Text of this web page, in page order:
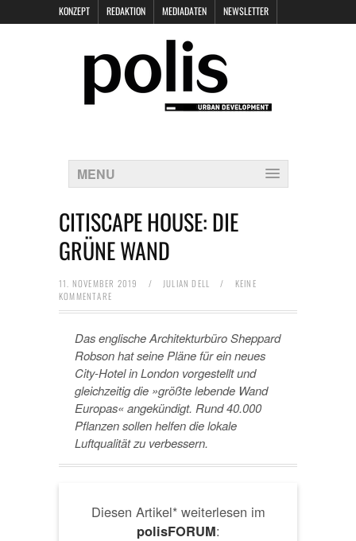
KONZEPT REDAKTION MEDIADATEN NEWSLETTER
DATENSCHUTZ
MENU
CITISCAPE HOUSE: DIE
GRÜNE WAND
11. NOVEMBER 2019 / JULIAN DELL /
KEINE
KOMMENTARE
Das englische Architekturbüro Sheppard
Robson hat seine Pläne für ein neues
City-Hotel in London vorgestellt und
gleichzeitig die »größte lebende Wand
Europas« angekündigt. Rund 40.000
Pflanzen sollen helfen die lokale
Luftqualität zu verbessern.
Diesen Artikel* weiterlesen im
polisFORUM: